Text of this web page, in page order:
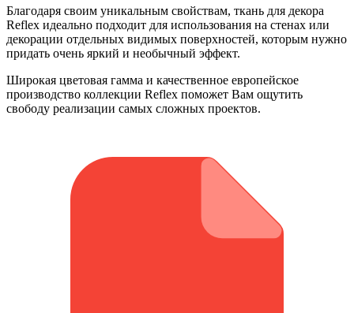
Благодаря своим уникальным свойствам, ткань для декора
Reflex идеально подходит для использования на стенах или
декорации отдельных видимых поверхностей, которым нужно
придать очень яркий и необычный эффект.
Широкая цветовая гамма и качественное европейское
производство коллекции Reflex поможет Вам ощутить
свободу реализации самых сложных проектов.